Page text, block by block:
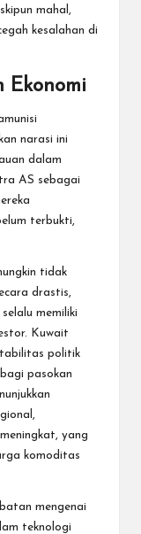
mahal,
kesalahan di
Ekonomi
narasi ini
dalam
AS sebagai
terbukti,
tidak
drastis,
memiliki
Kuwait
politik
pasokan
yang
komoditas
mengenai
teknologi